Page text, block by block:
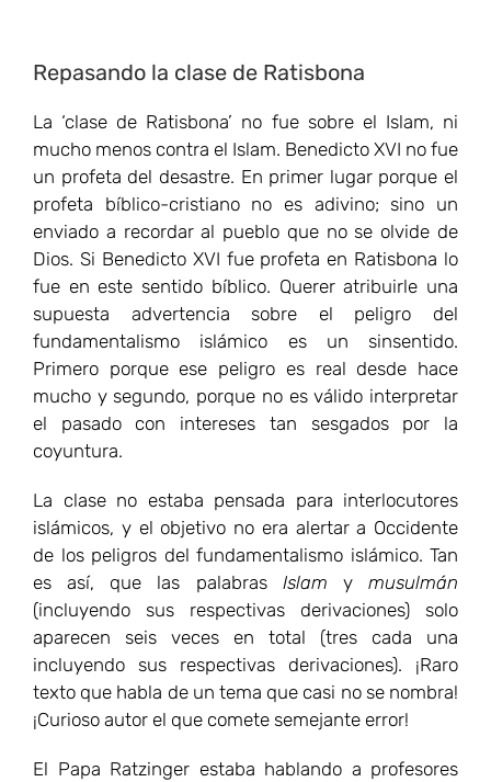
Repasando la clase de Ratisbona
La ‘clase de Ratisbona’ no fue sobre el Islam, ni
mucho menos contra el Islam. Benedicto XVI no fue
un profeta del desastre. En primer lugar porque el
profeta bíblico-cristiano no es adivino; sino un
enviado a recordar al pueblo que no se olvide de
Dios. Si Benedicto XVI fue profeta en Ratisbona lo
fue en este sentido bíblico. Querer atribuirle una
supuesta advertencia sobre el peligro del
fundamentalismo islámico es un sinsentido.
Primero porque ese peligro es real desde hace
mucho y segundo, porque no es válido interpretar
el pasado con intereses tan sesgados por la
coyuntura.
La clase no estaba pensada para interlocutores
islámicos, y el objetivo no era alertar a Occidente
de los peligros del fundamentalismo islámico. Tan
es así, que las palabras Islam ymusulmán
(incluyendo sus respectivas derivaciones) solo
aparecen seis veces en total (tres cada una
incluyendo sus respectivas derivaciones). ¡Raro
texto que habla de un tema que casi no se nombra!
¡Curioso autor el que comete semejante error!
El Papa Ratzinger estaba hablando a profesores